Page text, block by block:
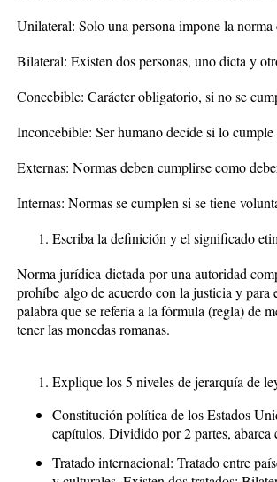
Unilateral: Solo una persona impone la
Bilateral: Existen dos personas, uno dicta y
Concebible: Carácter obligatorio, si no se
Inconcebible: Ser humano decide si lo cumple
Externas: Normas deben cumplirse como
Internas: Normas se cumplen si se tiene
Escriba la definición y el significado
Norma jurídica dictada por una autoridad
prohíbe algo de acuerdo con la justicia y
palabra que se refería a la fórmula (regla) de
tener las monedas romanas.
Explique los 5 niveles de jerarquía de
Constitución política de los Estados
capítulos. Dividido por 2 partes,
Tratado internacional: Tratado entre